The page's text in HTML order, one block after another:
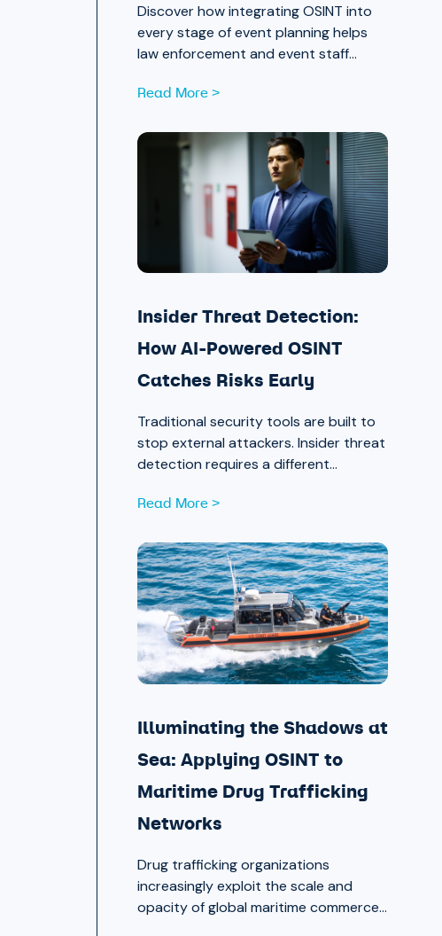
Discover how integrating OSINT into
every stage of event planning helps
law enforcement and event staff
threats — protecting attendees and
pre-event strategy through real-time
monitoring and after-action review.
Read More >
Insider Threat Detection:
How AI-Powered OSINT
Catches Risks Early
Traditional security tools are built to
stop external attackers. Insider threat
detection requires a different
signals in the places most teams
Read More >
Illuminating the Shadows at
Sea: Applying OSINT to
Maritime Drug Trafficking
Networks
Drug trafficking organizations
increasingly exploit the scale and
opacity of global maritime commerce